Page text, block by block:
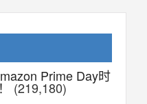
Prime Day时
(219,180)